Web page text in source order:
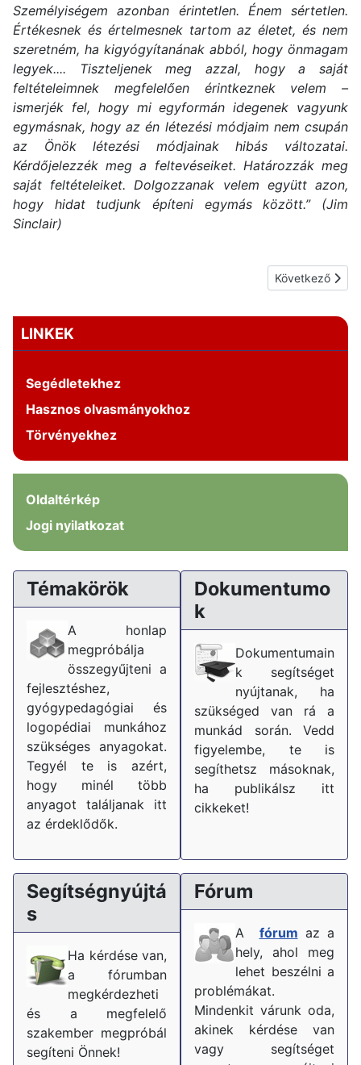
LINKEK
Segédletekhez
Hasznos olvasmányokhoz
Törvényekhez
Oldaltérkép
Jogi nyilatkozat
Személyiségem azonban érintetlen. Énem sértetlen.
Értékesnek és értelmesnek tartom az életet, és nem
szeretném, ha kigyógyítanának abból, hogy önmagam
legyek.... Tiszteljenek meg azzal, hogy a saját
feltételeimnek megfelelően érintkeznek velem –
ismerjék fel, hogy mi egyformán idegenek vagyunk
egymásnak, hogy az én létezési módjaim nem csupán
az Önök létezési módjainak hibás változatai.
Kérdőjelezzék meg a feltevéseiket. Határozzák meg
saját feltételeiket. Dolgozzanak velem együtt azon,
hogy hidat tudjunk építeni egymás között.” (Jim
Sinclair)
Következő
Következő
Témakörök
A honlap
megpróbálja
összegyűjteni a
fejlesztéshez,
gyógypedagógiai és
logopédiai munkához
szükséges anyagokat.
Tegyél te is azért,
hogy minél több
anyagot találjanak itt
az érdeklődők.
Dokumentumo
k
Dokumentumain
k segítséget
nyújtanak, ha
szükséged van rá a
munkád során. Vedd
figyelembe, te is
segíthetsz másoknak,
ha publikálsz itt
cikkeket!
Segítségnyújtá
s
Ha kérdése van,
a fórumban
megkérdezheti
és a megfelelő
szakember megpróbál
segíteni Önnek!
Fórum
A fórum az a
hely, ahol meg
lehet beszélni a
problémákat.
Mindenkit várunk oda,
akinek kérdése van
vagy segítséget